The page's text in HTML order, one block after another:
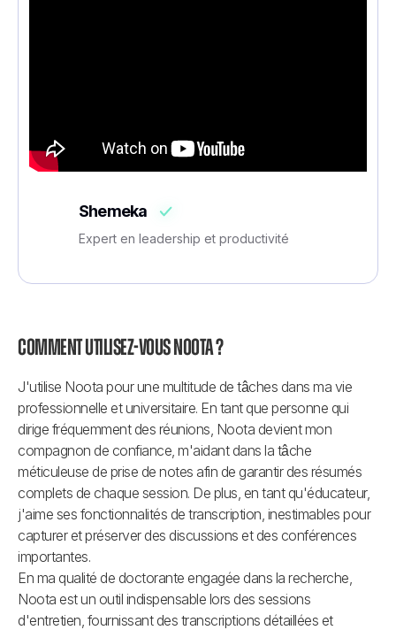
Shemeka
Expert en leadership et productivité
Comment utilisez-vous Noota ?
J'utilise Noota pour une multitude de tâches dans ma vie
professionnelle et universitaire. En tant que personne qui
dirige fréquemment des réunions, Noota devient mon
compagnon de confiance, m'aidant dans la tâche
méticuleuse de prise de notes afin de garantir des résumés
complets de chaque session. De plus, en tant qu'éducateur,
j'aime ses fonctionnalités de transcription, inestimables pour
capturer et préserver des discussions et des conférences
importantes.
En ma qualité de doctorante engagée dans la recherche,
Noota est un outil indispensable lors des sessions
d'entretien, fournissant des transcriptions détaillées et